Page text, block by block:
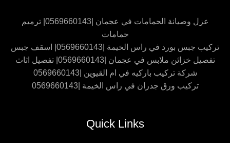
عزل وصيانة الحمامات في عجمان |0569660143| ترميم
حمامات
تركيب جبس بورد في راس الخيمة |0569660143| اسقف جبس
تفصيل خزائن ملابس في عجمان |0569660143| تفصيل اثاث
شركة تركيب باركيه في ام القيوين |0569660143
تركيب ورق جدران في راس الخيمة |0569660143
Quick Links